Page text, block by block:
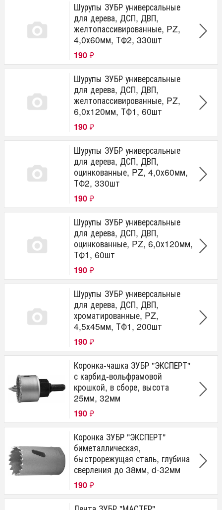
Шурупы ЗУБР универсальные
для дерева, ДСП, ДВП,
желтопассивированные, PZ,
4,0х60мм, ТФ2, 330шт
190 ₽
Шурупы ЗУБР универсальные
для дерева, ДСП, ДВП,
желтопассивированные, PZ,
6,0х120мм, ТФ1, 60шт
190 ₽
Шурупы ЗУБР универсальные
для дерева, ДСП, ДВП,
оцинкованные, PZ, 4,0х60мм,
ТФ2, 330шт
190 ₽
Шурупы ЗУБР универсальные
для дерева, ДСП, ДВП,
оцинкованные, PZ, 6,0х120мм,
ТФ1, 60шт
190 ₽
Шурупы ЗУБР универсальные
для дерева, ДСП, ДВП,
хроматированные, PZ,
4,5х45мм, ТФ1, 200шт
190 ₽
Коронка-чашка ЗУБР "ЭКСПЕРТ"
с карбид-вольфрамовой
крошкой, в сборе, высота
25мм, 32мм
190 ₽
Коронка ЗУБР "ЭКСПЕРТ"
биметаллическая,
быстрорежущая сталь, глубина
сверления до 38мм, d-32мм
190 ₽